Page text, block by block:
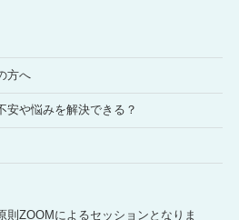
方へ
安や悩みを解決できる？
則ZOOMによるセッションとなりま